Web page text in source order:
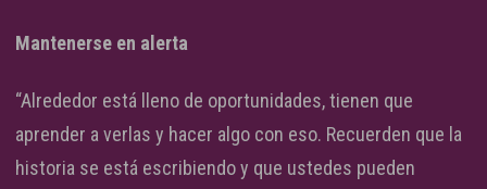
Mantenerse en alerta
“Alrededor está lleno de oportunidades, tienen que
aprender a verlas y hacer algo con eso. Recuerden que la
historia se está escribiendo y que ustedes pueden